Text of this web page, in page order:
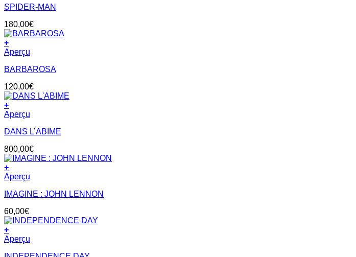
SPIDER-MAN
180,00€
+
Aperçu
BARBAROSA
120,00€
+
Aperçu
DANS L’ABIME
800,00€
+
Aperçu
IMAGINE : JOHN LENNON
60,00€
+
Aperçu